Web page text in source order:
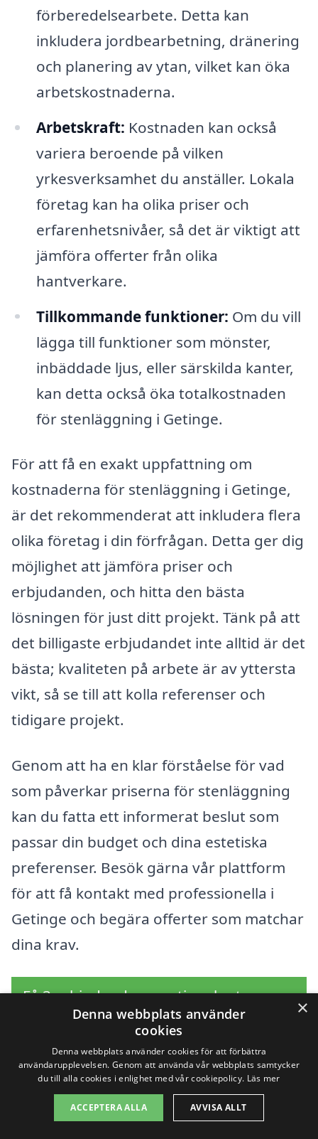
förberedelsearbete. Detta kan
inkludera jordbearbetning, dränering
och planering av ytan, vilket kan öka
arbetskostnaderna.
Arbetskraft: Kostnaden kan också
variera beroende på vilken
yrkesverksamhet du anställer. Lokala
företag kan ha olika priser och
erfarenhetsnivåer, så det är viktigt att
jämföra offerter från olika
hantverkare.
Tillkommande funktioner: Om du vill
lägga till funktioner som mönster,
inbäddade ljus, eller särskilda kanter,
kan detta också öka totalkostnaden
för stenläggning i Getinge.
För att få en exakt uppfattning om
kostnaderna för stenläggning i Getinge,
är det rekommenderat att inkludera flera
olika företag i din förfrågan. Detta ger dig
möjlighet att jämföra priser och
erbjudanden, och hitta den bästa
lösningen för just ditt projekt. Tänk på att
det billigaste erbjudandet inte alltid är det
bästa; kvaliteten på arbete är av yttersta
vikt, så se till att kolla referenser och
tidigare projekt.
Genom att ha en klar förståelse för vad
som påverkar priserna för stenläggning
kan du fatta ett informerat beslut som
passar din budget och dina estetiska
preferenser. Besök gärna vår plattform
för att få kontakt med professionella i
Getinge och begära offerter som matchar
dina krav.
Få 3 erbjudanden, gratis och utan
förpliktelser
Sök efter en
×
Denna webbplats använder
cookies
Denna webbplats använder cookies för att förbättra
användarupplevelsen. Genom att använda vår webbplats samtycker
du till alla cookies i enlighet med vår cookiepolicy. Läs mer
ACCEPTERA ALLA AVVISA ALLT